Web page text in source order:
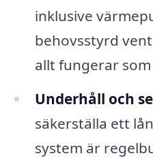
inklusive
behovsstyrd
allt fungerar som
Underhåll och
säkerställa ett
system är